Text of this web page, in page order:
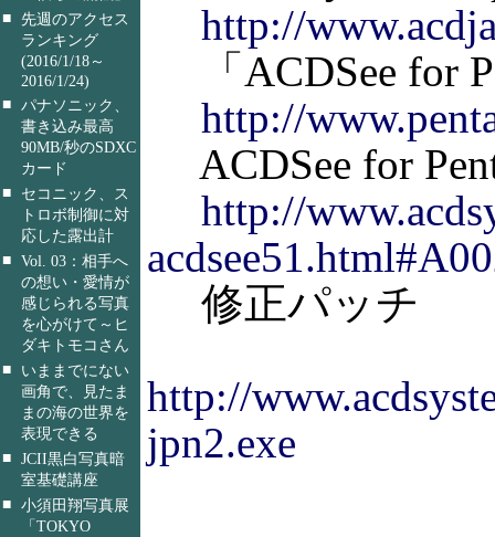
■ 先週のアクセス
ランキング
(2016/1/18～
2016/1/24)
■ パナソニック、
書き込み最高
90MB/秒のSDXC
カード
■
セコニック、ス
トロボ制御に対
応した露出計
■ Vol. 03：相手へ
の想い・愛情が
感じられる写真
を心がけて～ヒ
ダキトモコさん
■
いままでにない
画角で、見たま
まの海の世界を
表現できる
■ JCII黒白写真暗
室基礎講座
■ 小須田翔写真展
「TOKYO
http://
「ACDSee for
http://
ACDSee for
http://
修正パッチ
http://
jpn2.exe